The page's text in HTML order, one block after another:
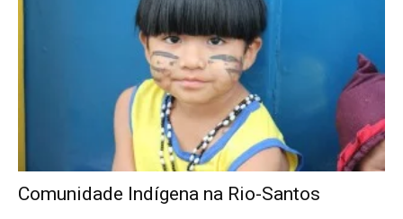
Comunidade Indígena na Rio-Santos